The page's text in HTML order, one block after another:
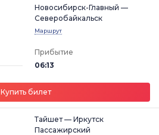
Новосибирск-Главный —
Северобайкальск
Маршрут
Прибытие
06:13
Купить билет
Тайшет — Иркутск
Пассажирский